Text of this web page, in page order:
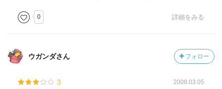
0 詳細をみる
ウガンダさん フォロー
3 2008.03.05